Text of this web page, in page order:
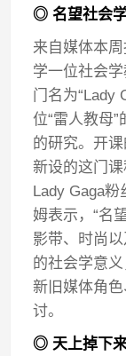
◎ 名望社会
来自媒体本
学一位社会
门名为“Lady
位“雷人教母
的研究。开
新设的这门课
Lady Gaga
姆表示，“名
影带、时尚
的社会学意
新旧媒体角
讨。
◎ 天上掉下